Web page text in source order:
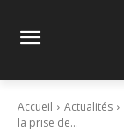
Accueil Actualités
la prise de...